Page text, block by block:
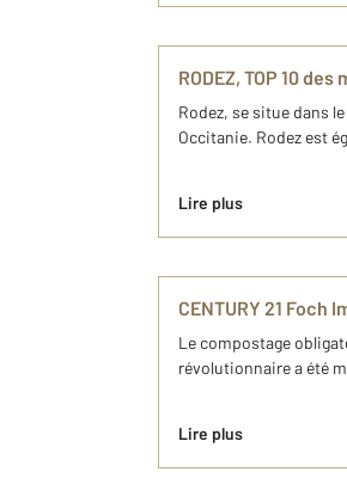
RODEZ, TOP 10
Rodez, se situe dans
Occitanie. Rodez est
Lire plus
CENTURY 21 Foch
Le compostage
révolutionnaire a été
Lire plus